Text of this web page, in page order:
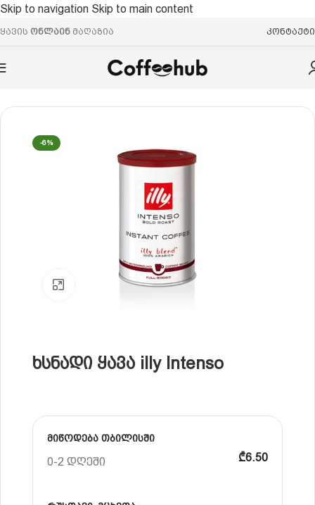
Skip to navigation Skip to main content
ყავის ონლაინ მაღაზია კონტაქტი
-6%
Click to enlarge
ხსნადი ყავა illy Intenso
მიწოდება თბილისში
0-2 დღეში ₾6.50